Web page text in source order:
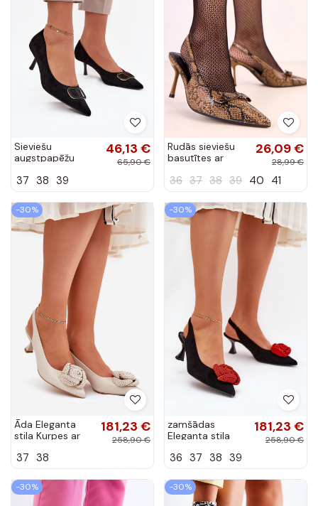
Sieviešu
augstpapēžu
greznām detaļām,
Amelora
46,13 €
65,90 €
37 38 39
Rudās sieviešu
basutītes ar
Renna
26,09 €
28,99 €
36 37 38 39 40 41
-30%
Āda Eleganta
stila Kurpes ar
4666 smilšu
181,23 €
258,90 €
37 38
-30%
zamšādas
Eleganta stila
CheBello 4666
181,23 €
258,90 €
36 37 38 39
-30% -30%